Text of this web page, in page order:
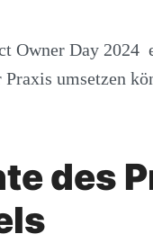
Owner Day 2024
umsetzen
des